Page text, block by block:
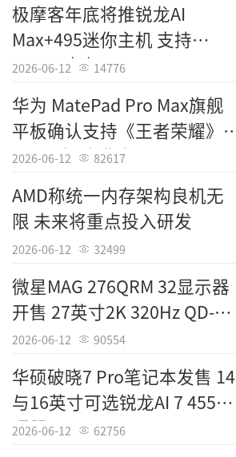
极摩客年底将推锐龙AI
Max+495迷你主机 支持
192GB内存
2026-06-12 14776
华为 MatePad Pro Max旗舰
平板确认支持《王者荣耀》
144Hz极致模式
2026-06-12 82617
AMD称统一内存架构良机无
限 未来将重点投入研发
2026-06-12 32499
微星MAG 276QRM 32显示器
开售 27英寸2K 320Hz QD-
MiniLED
2026-06-12 90554
华硕破晓7 Pro笔记本发售 14
与16英寸可选锐龙AI 7 455处
理器
2026-06-12 62756